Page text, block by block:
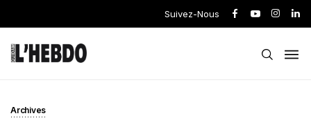
Suivez-Nous
Archives